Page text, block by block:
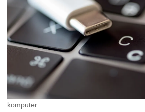
komputer